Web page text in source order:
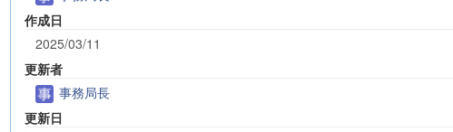
作成日
2025/03/11
更新者
事務局長
更新日